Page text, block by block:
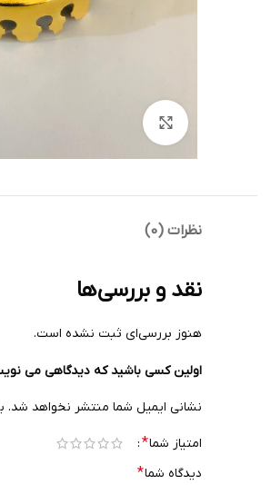
نظرات (0)
نقد و بررسی‌ها
هنوز بررسی‌ای ثبت نشده است.
اولین کسی باشید که دیدگاهی می
نشانی ایمیل شما منتشر نخواهد شد.
امتیاز شما*
دیدگاه شما*